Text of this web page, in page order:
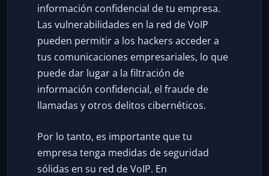
información confidencial de tu empresa.
Las vulnerabilidades en la red de VoIP
pueden permitir a los hackers acceder a
tus comunicaciones empresariales, lo que
puede dar lugar a la filtración de
información confidencial, el fraude de
llamadas y otros delitos cibernéticos.
Por lo tanto, es importante que tu
empresa tenga medidas de seguridad
sólidas en su red de VoIP. En